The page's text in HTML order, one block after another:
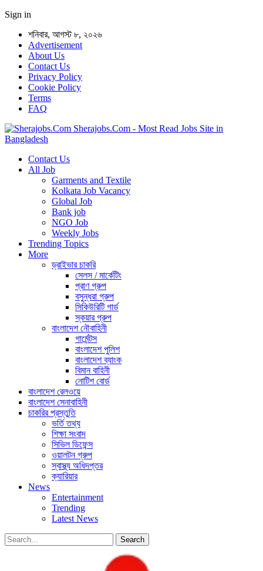
Sign in
শনিবার, আগস্ট ৮, ২০২৬
Advertisement
About Us
Contact Us
Privacy Policy
Cookie Policy
Terms
FAQ
Sherajobs.Com - Most Read Jobs Site in
Bangladesh
Contact Us
All Job
Garments and Textile
Kolkata Job Vacancy
Global Job
Bank job
NGO Job
Weekly Jobs
Trending Topics
More
ড্রাইভার চাকরি
সেলস / মার্কেটিং
প্রাণ গ্রুপ
বসুন্ধরা গ্রুপ
সিকিউরিটি গার্ড
স্কয়ার গ্রুপ
বাংলাদেশ নৌবাহিনী
গার্মেন্টস
বাংলাদেশ পুলিশ
বাংলাদেশ ব্যাংক
বিমান বাহিনী
নোটিশ বোর্ড
বাংলাদেশ রেলওয়ে
বাংলাদেশ সেনাবাহিনী
চাকরির প্রস্তুতি
ভর্তি তথ্য
শিক্ষা সংবাদ
সিভিল ডিফেন্স
ওয়ালটন গ্রুপ
স্বাস্থ্য অধিদপ্তর
ক্যারিয়ার
News
Entertainment
Trending
Latest News